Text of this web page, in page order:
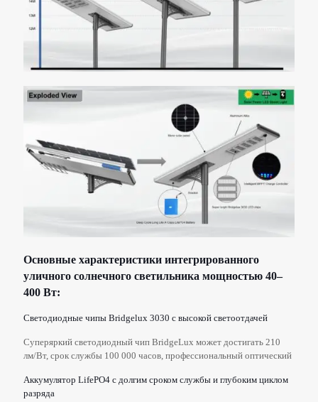
Основные характеристики интегрированного
уличного солнечного светильника мощностью 40–
400 Вт:
Светодиодные чипы Bridgelux 3030 с высокой светоотдачей
Суперяркий светодиодный чип BridgeLux может достигать 210
лм/Вт, срок службы 100 000 часов, профессиональный оптический
Аккумулятор LifePO4 с долгим сроком службы и глубоким циклом
разряда